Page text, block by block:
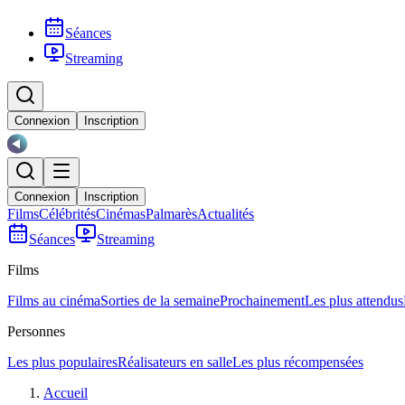
Séances
Streaming
Connexion Inscription
Connexion Inscription
FilmsCélébritésCinémasPalmarèsActualités
Séances
Streaming
Films
Films au cinémaSorties de la semaineProchainementLes plus attendus
Personnes
Les plus populairesRéalisateurs en salleLes plus récompensées
Accueil